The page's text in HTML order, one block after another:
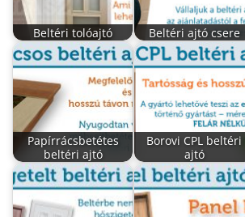
Beltéri tolóajtó Beltéri ajtó csere
Papírrácsbetétes
beltéri ajtó
Borovi CPL beltéri
ajtó